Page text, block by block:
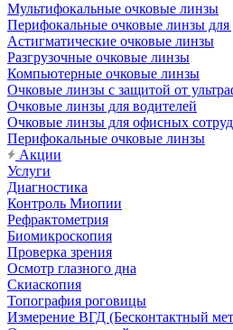
Мультифокальные очковые линзы
Перифокальные очковые линзы для
Астигматические очковые линзы
Разгрузочные очковые линзы
Компьютерные очковые линзы
Очковые линзы с защитой от
Очковые линзы для водителей
Очковые линзы для офисных
Перифокальные очковые линзы
Акции
Услуги
Диагностика
Контроль Миопии
Рефрактометрия
Биомикроскопия
Проверка зрения
Осмотр глазного дна
Скиаскопия
Топография роговицы
Измерение ВГД (Бесконтактный